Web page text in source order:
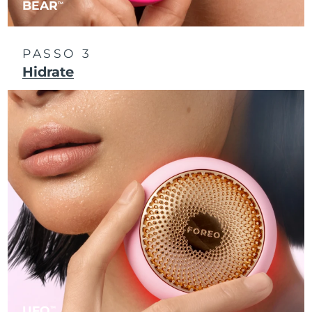
BEARTM
TM
PASSO 3
Hidrate
Singapura Entrega prevista8/10/26
Eslováquia
Eslovênia Entrega prevista8/8/26
África do Sul Entrega prevista
Coreia do Sul Entrega prevista
Espanha Entrega prevista8/8/26
Suécia Entrega prevista8/8/26
Suíça Entrega prevista8/8/26
Taiwan Entrega prevista8/13/26